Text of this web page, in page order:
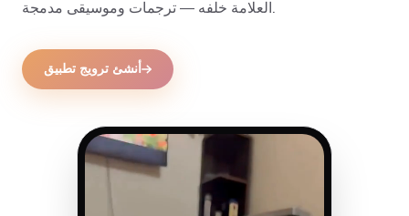
العلامة خلفه — ترجمات وموسيقى مدمجة.
أنشئ ترويج تطبيق